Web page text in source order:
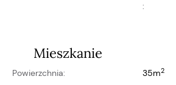
:
Mieszkanie
Powierzchnia: 35m2